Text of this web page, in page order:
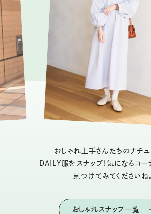
おしゃれ上手さんたちのナチ
DAILY服をスナップ！気になるコー
見つけてみてくださいね。
おしゃれスナップ一覧